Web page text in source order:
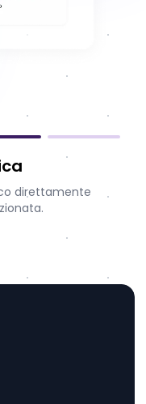
direttamente